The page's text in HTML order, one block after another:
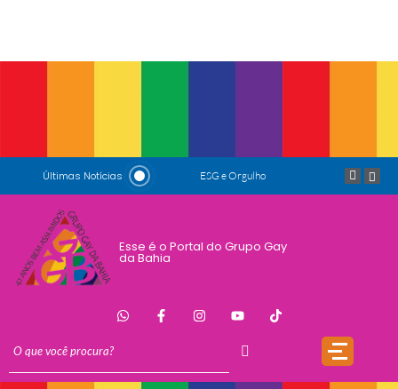
Últimas Notícias
Padrinhos de honra: Salete Maria e Luiz Mott ESG e Orgulho Conversas que Conquistam
Esse é o Portal do Grupo Gay
da Bahia